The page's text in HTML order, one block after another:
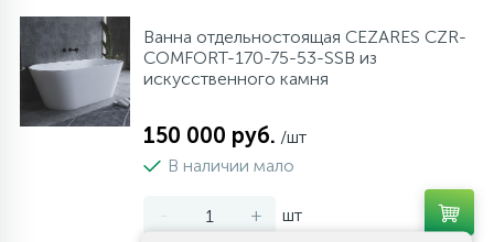
Ванна отдельностоящая CEZARES CZR-
COMFORT-170-75-53-SSB из
искусственного камня
150 000 руб. /шт
В наличии мало
- + шт